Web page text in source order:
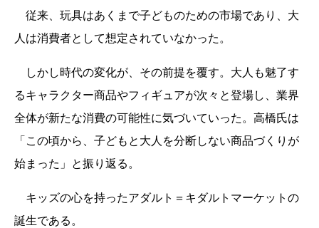
従来、玩具はあくまで子どものための市場であり、大
人は消費者として想定されていなかった。
しかし時代の変化が、その前提を覆す。大人も魅了す
るキャラクター商品やフィギュアが次々と登場し、業界
全体が新たな消費の可能性に気づいていった。高橋氏は
「この頃から、子どもと大人を分断しない商品づくりが
始まった」と振り返る。
キッズの心を持ったアダルト＝キダルトマーケットの
誕生である。